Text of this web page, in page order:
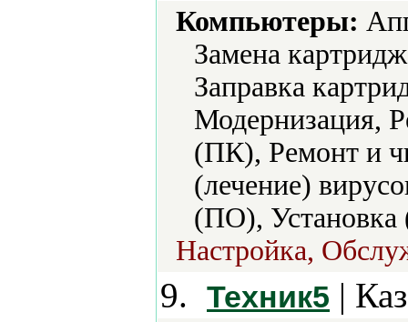
Компьютеры:
Замена
Заправка
Модернизация,
(ПК), Ремонт и
(лечение)
(ПО), Установка
Настройка,
9. Техник5 |